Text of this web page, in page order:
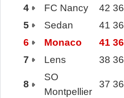
4
FC Nancy 42 36
5
Sedan 41 36
6
Monaco 41 36
7
Lens 38 36
8
SO
Montpellier
37 36